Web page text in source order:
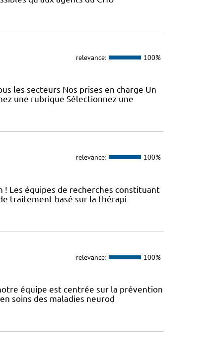
relevance: 100%
les secteurs Nos prises en charge Un
une rubrique Sélectionnez une
relevance: 100%
Les équipes de recherches constituant
traitement basé sur la thérapi
relevance: 100%
équipe est centrée sur la prévention
soins des maladies neurod